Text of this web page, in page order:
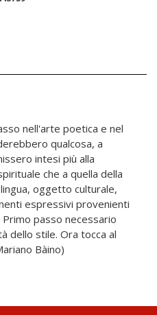
nell'arte poetica e nel
qualcosa, a
intesi più alla
che a quella della
oggetto culturale,
espressivi provenienti
passo necessario
dello stile. Ora tocca al
Bàino)